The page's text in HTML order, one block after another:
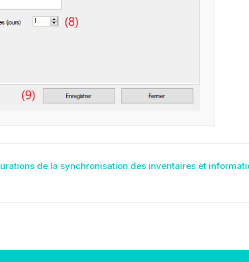
de la synchronisation des inventaires et